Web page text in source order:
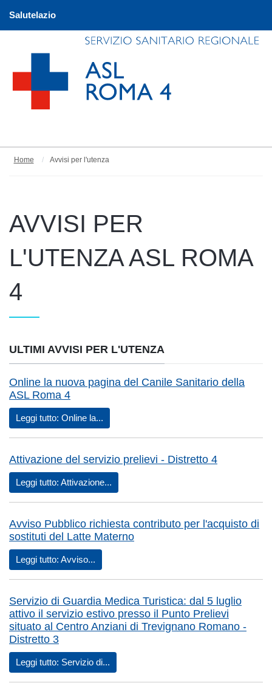
Salutelazio
Home Avvisi per l'utenza
AVVISI PER
L'UTENZA ASL ROMA
4
ULTIMI AVVISI PER L'UTENZA
Online la nuova pagina del Canile Sanitario della
ASL Roma 4
Leggi tutto: Online la...
Attivazione del servizio prelievi - Distretto 4
Leggi tutto: Attivazione...
Avviso Pubblico richiesta contributo per l'acquisto di
sostituti del Latte Materno
Leggi tutto: Avviso...
Servizio di Guardia Medica Turistica: dal 5 luglio
attivo il servizio estivo presso il Punto Prelievi
situato al Centro Anziani di Trevignano Romano -
Distretto 3
Leggi tutto: Servizio di...